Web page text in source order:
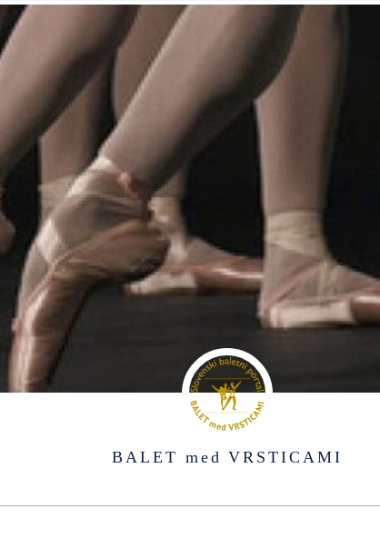
BALET med VRSTICAMI